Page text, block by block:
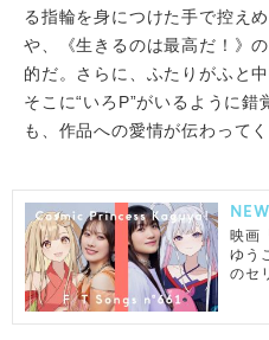
る指輪を身につけた手で控え
や、《生きるのは最高だ！》
的だ。さらに、ふたりがふと
そこに“いろP”がいるように
も、作品への愛情が伝わって
映画
ゆう
のセ